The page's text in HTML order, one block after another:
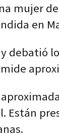
mujer
en
debatió
Están